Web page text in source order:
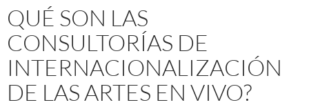
QUÉ SON LAS
CONSULTORÍAS DE
INTERNACIONALIZACIÓN
DE LAS ARTES EN VIVO?